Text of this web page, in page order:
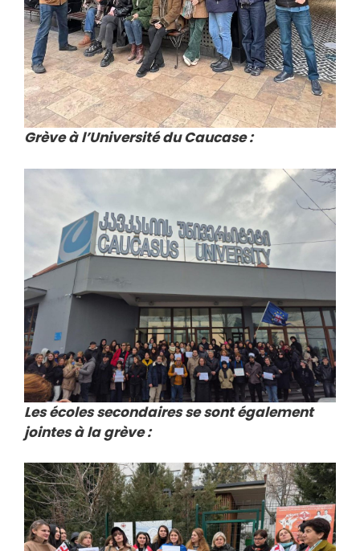
Grève à l’Université du Caucase :
Les écoles secondaires se sont également
jointes à la grève :